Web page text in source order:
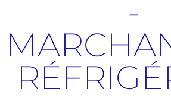
-